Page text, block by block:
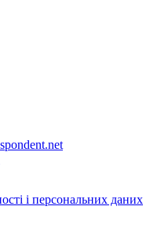
і персональних даних